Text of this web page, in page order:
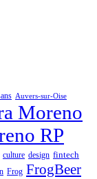
Auvers-sur-Oise
Moreno
RP
culture design fintech
Frog FrogBeer